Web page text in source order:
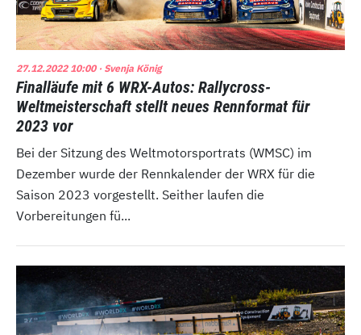
27.12.2022 10:00· Svenja König
Finalläufe mit 6 WRX-Autos: Rallycross-
Weltmeisterschaft stellt neues Rennformat für
2023 vor
Bei der Sitzung des Weltmotorsportrats (WMSC) im
Dezember wurde der Rennkalender der WRX für die
Saison 2023 vorgestellt. Seither laufen die
Vorbereitungen fü...